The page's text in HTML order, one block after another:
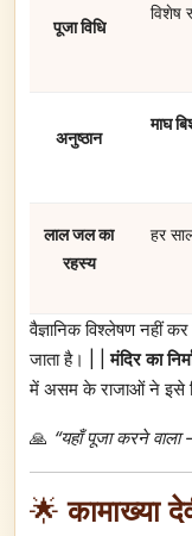
पूजा विधि
विशेष
अनुष्ठान
माघ
लाल जल का
रहस्य
हर
वैज्ञानिक विश्लेषण नहीं
जाता है। | |मंदिर का
में असम के राजाओं ने इसे
🙏 “यहाँ पूजा करने
🌟कामाख्या